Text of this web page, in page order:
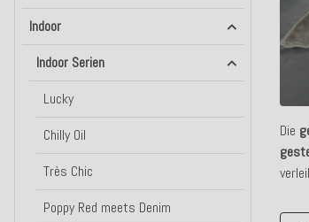
Die
Indoor
Indoor Serien
Lucky
Chilly Oil
Très Chic
Poppy Red meets Denim